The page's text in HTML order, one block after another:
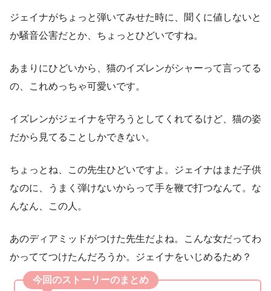
ジェイナがちょっと弾いてみせた時に、聞くに値しないと
か騒音公害だとか、ちょっとひどいですね。
あまりにひどいから、猫のイズレンがシャーって言ってる
の、これめっちゃ可愛いです。
イズレンがジェイナを守ろうとしてくれてるけど、猫の姿
だから見てることしかできない。
ちょっとね、この先生ひどいですよ。ジェイナはまだ子供
なのに、うまく弾けないからって手を鞭で打つなんて。な
んなん、この人。
あのディアミッドがつけた先生だよね。こんな女だってわ
かっててつけたんだろうか。ジェイナをいじめるため？
今回のストーリーのまとめ